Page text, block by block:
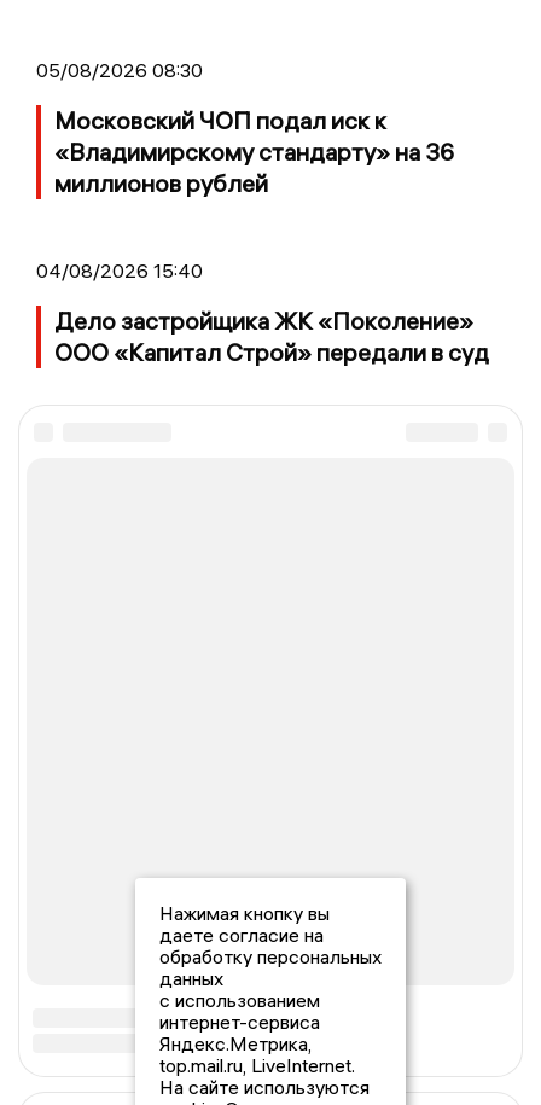
05/08/2026 08:30
Московский ЧОП подал иск к
«Владимирскому стандарту» на 36
миллионов рублей
04/08/2026 15:40
Дело застройщика ЖК «Поколение»
ООО «Капитал Строй» передали в суд
Нажимая кнопку вы
даете согласие на
обработку персональных
данных
с использованием
интернет-сервиса
Яндекс.Метрика,
top.mail.ru, LiveInternet.
На сайте используются